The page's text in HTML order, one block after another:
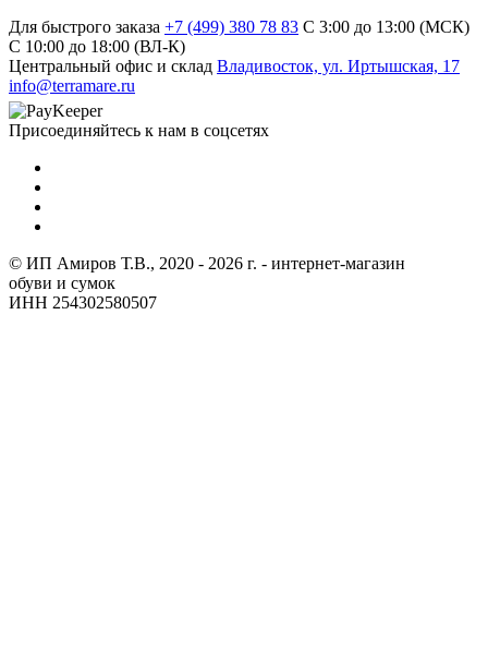
Для быстрого заказа +7 (499) 380 78 83 С 3:00 до 13:00 (МСК)
C 10:00 до 18:00 (ВЛ-К)
Центральный офис и склад Владивосток, ул. Иртышская, 17
info@terramare.ru
Присоединяйтесь к нам в соцсетях
© ИП Амиров Т.В., 2020 - 2026 г. - интернет-магазин
обуви и сумок
ИНН 254302580507